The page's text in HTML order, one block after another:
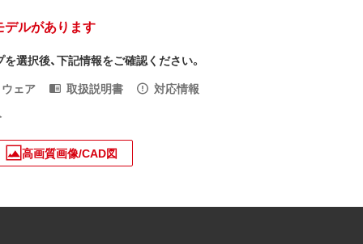
ルがあります
選択後、下記情報をご確認ください。
ェア
取扱説明書
対応情報
高画質画像/CAD図